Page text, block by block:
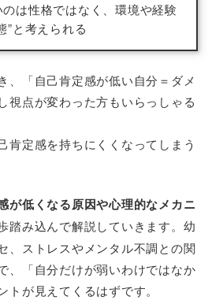
は性格ではなく、環境や経験
”と考えられる
、「自己肯定感が低い自分＝ダメ
視点が変わった方もいらっしゃる
肯定感を持ちにくくなってしまう
が低くなる原因や心理的なメカニ
踏み込んで解説していきます。幼
、ストレスやメンタル不調との関
、「自分だけが弱いわけではなか
トが見えてくるはずです。